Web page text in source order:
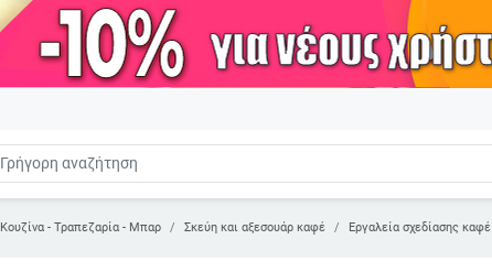
Κουζίνα - Τραπεζαρία - Μπαρ Σκεύη και αξεσουάρ καφέ Εργαλεία σχεδίασης καφέ